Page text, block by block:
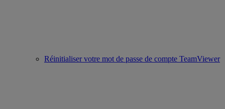
Réinitialiser votre mot de passe de compte TeamViewer